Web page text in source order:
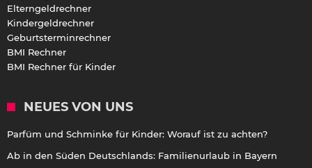
Elterngeldrechner
Kindergeldrechner
Geburtsterminrechner
BMI Rechner
BMI Rechner für Kinder
NEUES VON UNS
Parfüm und Schminke für Kinder: Worauf ist zu achten?
Ab in den Süden Deutschlands: Familienurlaub in Bayern